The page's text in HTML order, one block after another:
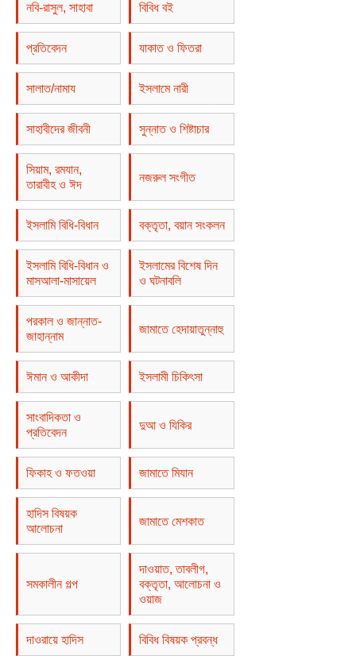
নবি-রাসুল, সাহাবা বিবিধ বই
প্রতিবেদন যাকাত ও ফিতরা
সালাত/নামায ইসলামে নারী
সাহাবীদের জীবনী সুন্নাত ও শিষ্টাচার
সিয়াম, রমযান,
তারাবীহ ও ঈদ
নজরুল সংগীত
ইসলামি বিধি-বিধান বক্তৃতা, বয়ান সংকলন
ইসলামি বিধি-বিধান ও
মাসআলা-মাসায়েল
ইসলামের বিশেষ দিন
ও ঘটনাবলি
পরকাল ও জান্নাত-
জাহান্নাম
জামাতে হেদায়াতুন্নাহু
ঈমান ও আকীদা ইসলামী চিকিৎসা
সাংবাদিকতা ও
প্রতিবেদন
দুআ ও যিকির
ফিকাহ ও ফতওয়া জামাতে মিযান
হাদিস বিষয়ক
আলোচনা
জামাতে মেশকাত
সমকালীন গল্প
দাওয়াত, তাবলীগ,
বক্তৃতা, আলোচনা ও
ওয়াজ
দাওরায়ে হাদিস বিবিধ বিষয়ক প্রবন্ধ